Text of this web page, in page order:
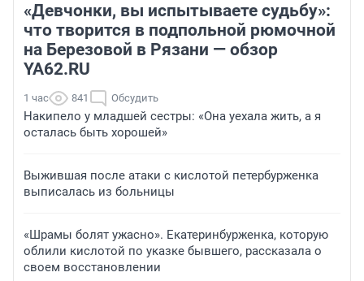
«Девчонки, вы испытываете судьбу»:
что творится в подпольной рюмочной
на Березовой в Рязани — обзор
YA62.RU
1 час 841 Обсудить
Накипело у младшей сестры: «Она уехала жить, а я
осталась быть хорошей»
Выжившая после атаки с кислотой петербурженка
выписалась из больницы
«Шрамы болят ужасно». Екатеринбурженка, которую
облили кислотой по указке бывшего, рассказала о
своем восстановлении